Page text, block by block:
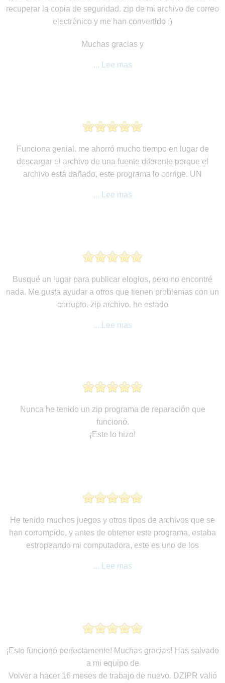
recuperar la copia de seguridad. zip de mi archivo de correo
electrónico y me han convertido :)
Muchas gracias y
... Lee mas
Funciona genial. me ahorró mucho tiempo en lugar de
descargar el archivo de una fuente diferente porque el
archivo está dañado, este programa lo corrige. UN
... Lee mas
Busqué un lugar para publicar elogios, pero no encontré
nada. Me gusta ayudar a otros que tienen problemas con un
corrupto. zip archivo. he estado
... Lee mas
Nunca he tenido un zip programa de reparación que
funcionó.
¡Este lo hizo!
He tenido muchos juegos y otros tipos de archivos que se
han corrompido, y antes de obtener este programa, estaba
estropeando mi computadora, este es uno de los
... Lee mas
¡Esto funcionó perfectamente! Muchas gracias! Has salvado
a mi equipo de
Volver a hacer 16 meses de trabajo de nuevo. DZIPR valió